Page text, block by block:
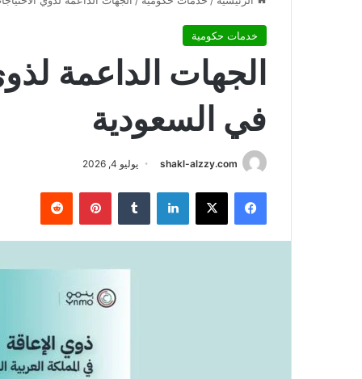
خدمات حكومية
الجهات الداعمة
في السعودية
shakl-alzzy.com يوليو 4, 2026
فيسبوك X لينكدإن بينتيريست